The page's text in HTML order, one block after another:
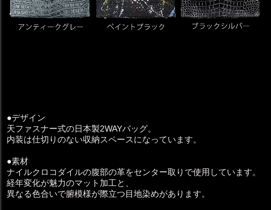
●デザイン
天ファスナー式の日本製2WAYバッグ。
内装は仕切りのない収納スペースになっています。
●素材
ナイルクロコダイルの腹部の革をセンター取りで使用しています。
経年変化が魅力のマット加工と、
異なる色合いで腑模様が際立つ目地染めがあります。